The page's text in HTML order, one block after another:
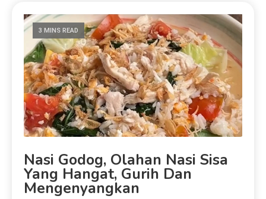
3 MINS READ
Nasi Godog, Olahan Nasi Sisa
Yang Hangat, Gurih Dan
Mengenyangkan